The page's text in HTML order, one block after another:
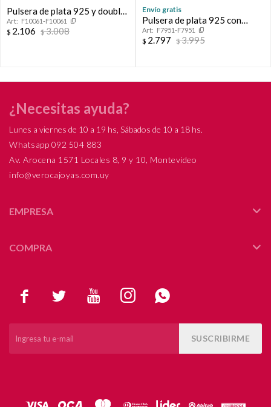
Pulsera de plata 925 y double
en oro 18 ktes, ROLITO.
F10061-F10061
$ 2.106 $3.008
Envío gratis
Pulsera de plata 925 con
detalles de double en oro
18Ktes. Modelo, ESPIGA.
F7951-F7951
$ 2.797 $3.995
    
SUSCRIBIRME
¿Necesitas ayuda?
Lunes a viernes de 10 a 19 hs, Sábados de 10 a 18 hs.
Whatsapp 092 504 883
Av. Arocena 1571 Locales 8, 9 y 10, Montevideo
info@verocajoyas.com.uy
EMPRESA
COMPRA